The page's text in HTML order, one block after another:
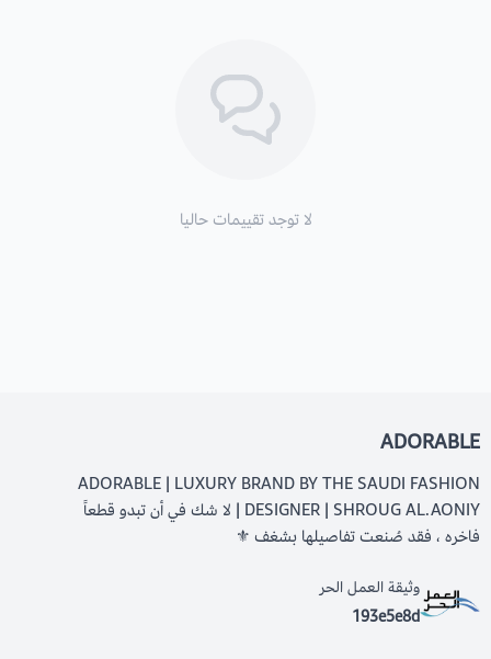
لا توجد تقييمات حاليا
ADORABLE
ADORABLE | LUXURY BRAND BY THE SAUDI FASHION
DESIGNER | SHROUG AL.AONIY | لا شك في أن تبدو قطعاً
فاخره ، فقد صُنعت تفاصيلها بشغف ⚜️
وثيقة العمل الحر
193e5e8d